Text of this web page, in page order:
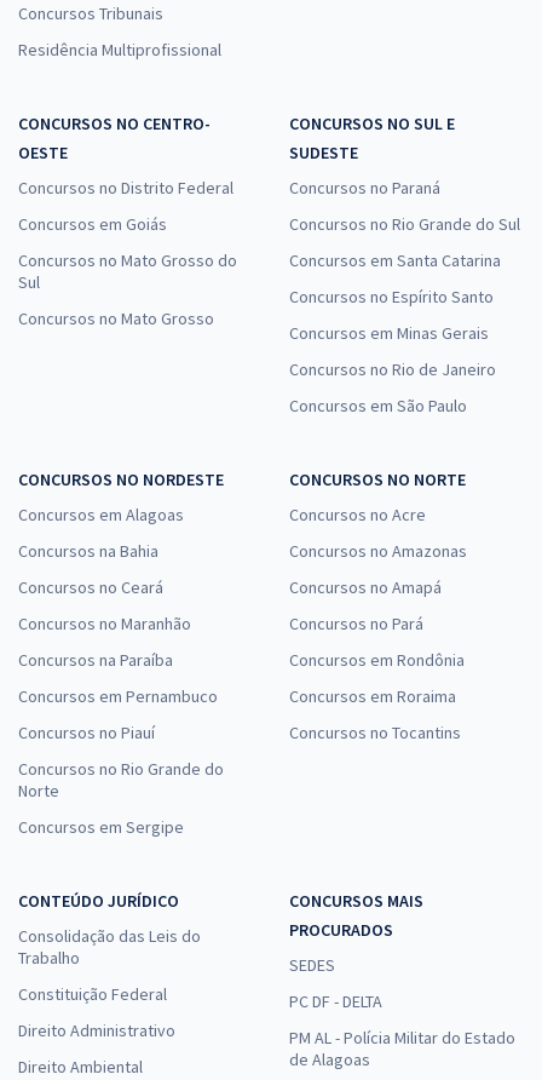
Concursos Tribunais
Residência Multiprofissional
CONCURSOS NO CENTRO-
OESTE
Concursos no Distrito Federal
Concursos em Goiás
Concursos no Mato Grosso do
Sul
Concursos no Mato Grosso
CONCURSOS NO SUL E
SUDESTE
Concursos no Paraná
Concursos no Rio Grande do Sul
Concursos em Santa Catarina
Concursos no Espírito Santo
Concursos em Minas Gerais
Concursos no Rio de Janeiro
Concursos em São Paulo
CONCURSOS NO NORDESTE
Concursos em Alagoas
Concursos na Bahia
Concursos no Ceará
Concursos no Maranhão
Concursos na Paraíba
Concursos em Pernambuco
Concursos no Piauí
Concursos no Rio Grande do
Norte
Concursos em Sergipe
CONCURSOS NO NORTE
Concursos no Acre
Concursos no Amazonas
Concursos no Amapá
Concursos no Pará
Concursos em Rondônia
Concursos em Roraima
Concursos no Tocantins
CONTEÚDO JURÍDICO
Consolidação das Leis do
Trabalho
Constituição Federal
Direito Administrativo
Direito Ambiental
CONCURSOS MAIS
PROCURADOS
SEDES
PC DF - DELTA
PM AL - Polícia Militar do Estado
de Alagoas